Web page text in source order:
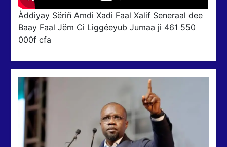
Àddiyay Sëriñ Amdi Xadi Faal Xalif Seneraal dee
Baay Faal Jëm Ci Liggéeyub Jumaa ji 461 550
000f cfa